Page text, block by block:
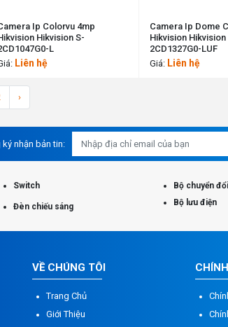
Ip Colorvu 4mp
Hikvision S-
L
Liên hệ
Camera Ip Dome
Hikvision Hikvision
2CD1327G0-LUF
Giá: Liên hệ
›
nhận bản tin:
Switch Bộ chuyển
Đèn chiếu sáng Bộ lưu điện
VỀ CHÚNG TÔI
Trang Chủ
Giới Thiệu